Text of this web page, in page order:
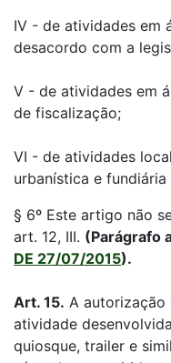
IV - de atividades em
desacordo com a
V - de atividades em
de fiscalização;
VI - de atividades
urbanística e fundiária
§ 6º Este artigo não
art. 12, III. (Parágrafo
DE 27/07/2015).
Art. 15. A autorização
atividade
quiosque, trailer e